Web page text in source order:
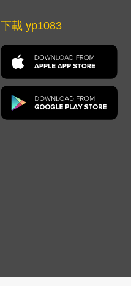
下載 yp1083